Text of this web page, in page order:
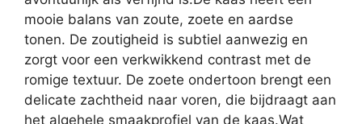
mooie balans van zoute, zoete en aardse
tonen. De zoutigheid is subtiel aanwezig en
zorgt voor een verkwikkend contrast met de
romige textuur. De zoete ondertoon brengt een
delicate zachtheid naar voren, die bijdraagt aan
het algehele smaakprofiel van de kaas.Wat